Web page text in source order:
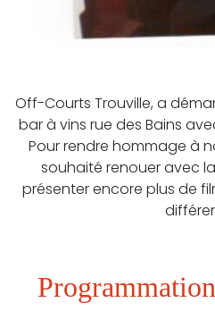
Off-Courts Trouville, a
bar à vins rue des Bains
Pour rendre hommage à
souhaité renouer avec
présenter encore plus de